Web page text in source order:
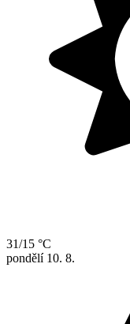
31/15 °C
pondělí 10. 8.